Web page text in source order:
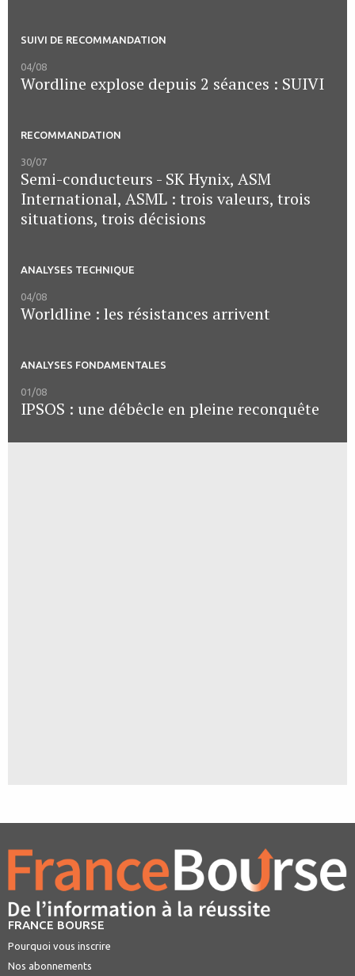
SUIVI DE RECOMMANDATION
04/08
Wordline explose depuis 2 séances : SUIVI
RECOMMANDATION
30/07
Semi-conducteurs - SK Hynix, ASM
International, ASML : trois valeurs, trois
situations, trois décisions
ANALYSES TECHNIQUE
04/08
Worldline : les résistances arrivent
ANALYSES FONDAMENTALES
01/08
IPSOS : une débêcle en pleine reconquête
FRANCE BOURSE
Pourquoi vous inscrire
Nos abonnements